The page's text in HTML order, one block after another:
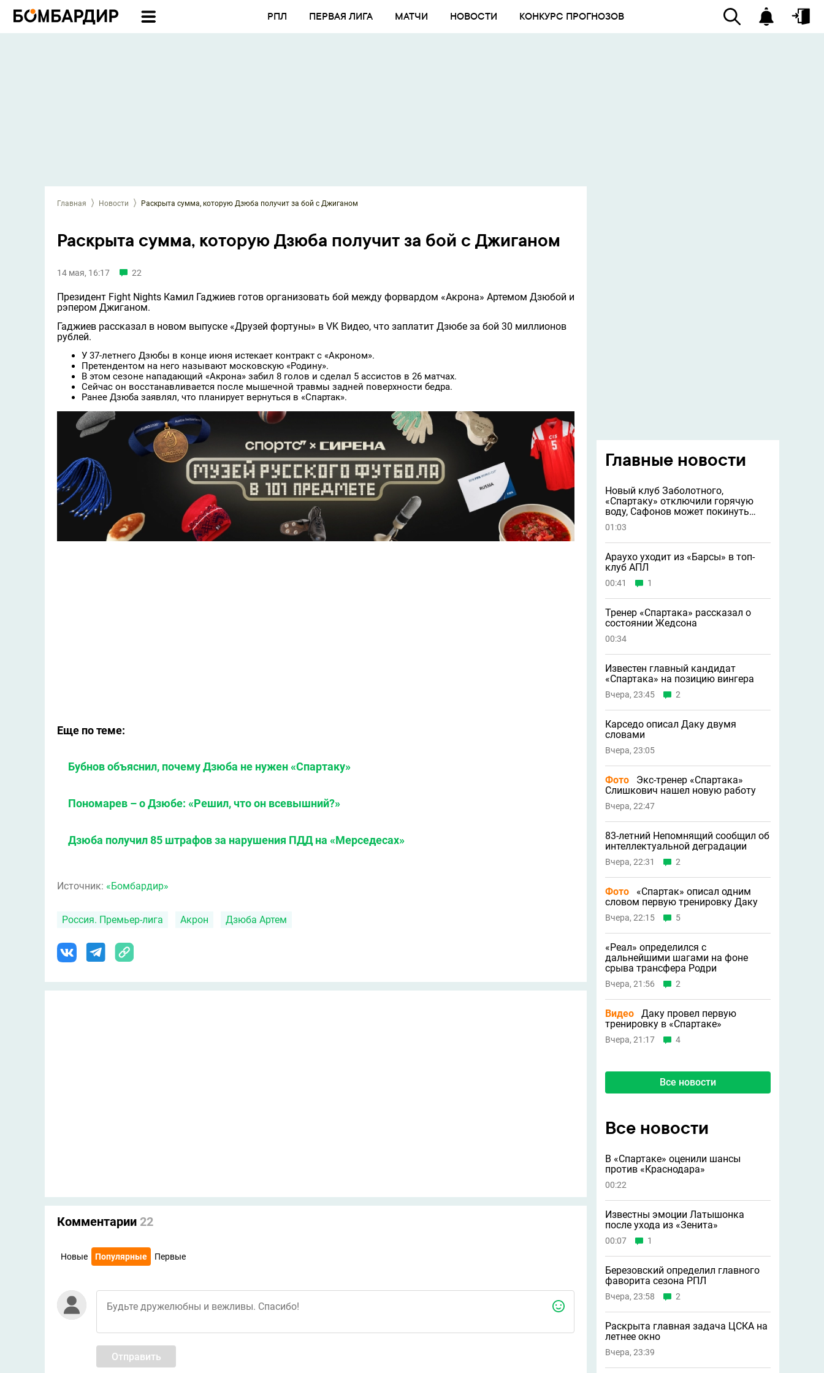
РПЛ ПЕРВАЯ ЛИГА МАТЧИ НОВОСТИ КОНКУРС ПРОГНОЗОВ
Главная Новости Раскрыта сумма, которую Дзюба получит за бой с Джиганом
Раскрыта сумма, которую Дзюба получит за бой с Джиганом
14 мая, 16:17 22
Президент Fight Nights Камил Гаджиев готов организовать бой между форвардом «Акрона» Артемом Дзюбой и
рэпером Джиганом.
Гаджиев рассказал в новом выпуске «Друзей фортуны» в VK Видео, что заплатит Дзюбе за бой 30 миллионов
рублей.
У 37-летнего Дзюбы в конце июня истекает контракт с «Акроном».
Претендентом на него называют московскую «Родину».
В этом сезоне нападающий «Акрона» забил 8 голов и сделал 5 ассистов в 26 матчах.
Сейчас он восстанавливается после мышечной травмы задней поверхности бедра.
Ранее Дзюба заявлял, что планирует вернуться в «Спартак».
Еще по теме:
Бубнов объяснил, почему Дзюба не нужен «Спартаку»
Пономарев – о Дзюбе: «Решил, что он всевышний?»
Дзюба получил 85 штрафов за нарушения ПДД на «Мерседесах»
Источник: «Бомбардир»
Россия. Премьер-лига Акрон Дзюба Артем
Комментарии 22
Новые Популярные Первые
Отправить
Главные новости
Новый клуб Заболотного,
«Спартаку» отключили горячую
воду, Сафонов может покинуть
«ПСЖ» и другие новости
01:03
Араухо уходит из «Барсы» в топ-
клуб АПЛ
00:41 1
Тренер «Спартака» рассказал о
состоянии Жедсона
00:34
Известен главный кандидат
«Спартака» на позицию вингера
Вчера, 23:45 2
Карседо описал Даку двумя
словами
Вчера, 23:05
Фото
Экс-тренер «Спартака»
Слишкович нашел новую работу
Вчера, 22:47
83-летний Непомнящий сообщил об
интеллектуальной деградации
Вчера, 22:31 2
Фото
«Спартак» описал одним
словом первую тренировку Даку
Вчера, 22:15 5
«Реал» определился с
дальнейшими шагами на фоне
срыва трансфера Родри
Вчера, 21:56 2
Видео
Даку провел первую
тренировку в «Спартаке»
Вчера, 21:17 4
Все новости
Все новости
В «Спартаке» оценили шансы
против «Краснодара»
00:22
Известны эмоции Латышонка
после ухода из «Зенита»
00:07 1
Березовский определил главного
фаворита сезона РПЛ
Вчера, 23:58 2
Раскрыта главная задача ЦСКА на
летнее окно
Вчера, 23:39